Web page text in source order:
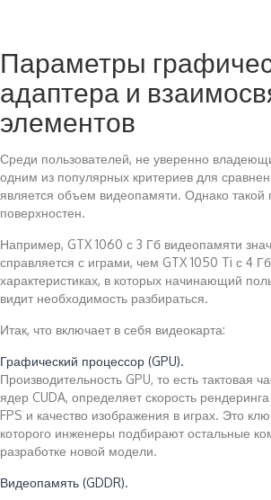
Параметры
адаптера и
элементов
Среди пользователей, не уверенно
одним из популярных критериев для
является объем видеопамяти. Однако такой
поверхностен.
Например, GTX 1060 с 3 Гб видеопамяти
справляется с играми, чем GTX 1050 Ti с 4
характеристиках, в которых начинающий
видит необходимость разбираться.
Итак, что включает в себя видеокарта:
Графический процессор (GPU).
Производительность GPU, то есть тактовая
ядер CUDA, определяет скорость
FPS и качество изображения в играх. Это
которого инженеры подбирают остальные
разработке новой модели.
Видеопамять (GDDR).